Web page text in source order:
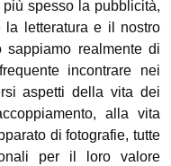
spesso la pubblicità,
la letteratura e il nostro
sappiamo realmente di
incontrare nei
aspetti della vita dei
alla vita
di fotografie, tutte
per il loro valore